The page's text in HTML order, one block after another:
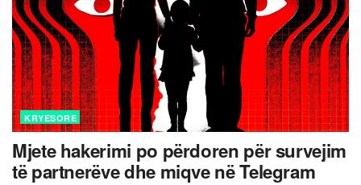
KRYESORE
Mjete hakerimi po përdoren për survejim
të partnerëve dhe miqve në Telegram